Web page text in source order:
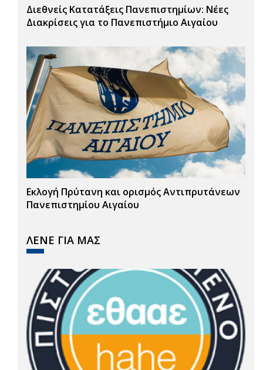
Διεθνείς Κατατάξεις Πανεπιστημίων: Νέες
Διακρίσεις για το Πανεπιστήμιο Αιγαίου
Εκλογή Πρύτανη και ορισμός Αντιπρυτάνεων
Πανεπιστημίου Αιγαίου
ΛΕΝΕ ΓΙΑ ΜΑΣ